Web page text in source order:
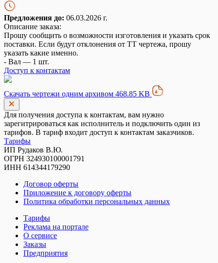
Предложения до: 06.03.2026 г.
Описание заказа:
Прошу сообщить о возможности изготовления и указать срок
поставки. Если будут отклонения от ТТ чертежа, прошу
указать какие именно.
- Вал — 1 шт.
Доступ к контактам
Скачать чертежи одним архивом 468.85 KB
Для получения доступа к контактам, вам нужно
зарегитрироваться как исполнитель и подключить один из
тарифов. В тариф входит доступ к контактам заказчиков.
Тарифы
ИП Рудаков В.Ю.
ОГРН 324930100001791
ИНН 614344179290
Договор оферты
Приложение к договору оферты
Политика обработки персональных данных
Тарифы
Реклама на портале
О сервисе
Заказы
Предприятия